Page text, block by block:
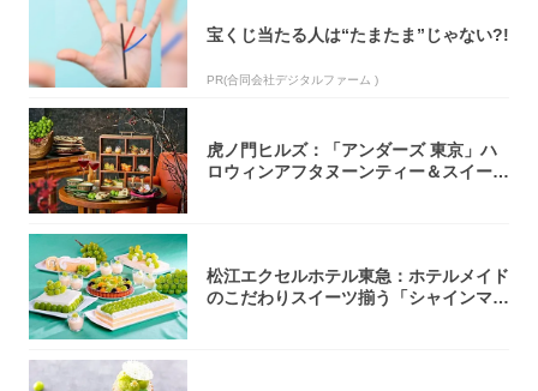
宝くじ当たる人は“たまたま”じゃない?!
PR(合同会社デジタルファーム )
虎ノ門ヒルズ：「アンダーズ 東京」ハ
ロウィンアフタヌーンティー＆スイーツ
松江エクセルホテル東急：ホテルメイド
のこだわりスイーツ揃う「シャインマス